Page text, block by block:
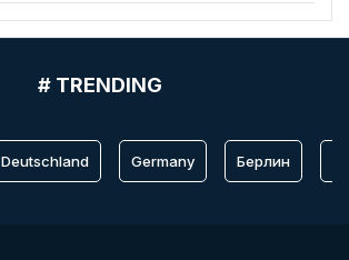
# TRENDING
Deutschland Germany Берлин